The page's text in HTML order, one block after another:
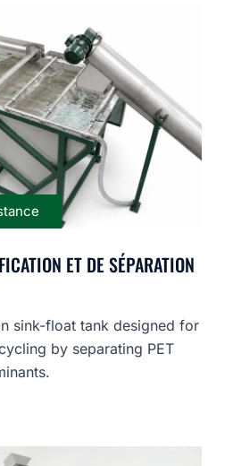
ET DE SÉPARATION
sink-float tank designed for
by separating PET